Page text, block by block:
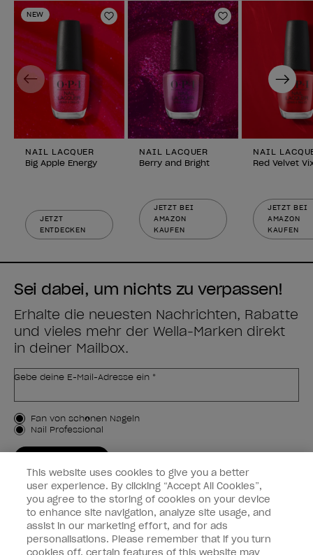
NEW
Zur Wunschliste hinzufügen
NAIL LACQUER
Big Apple Energy
JETZT
ENTDECKEN
Zur
NAIL LACQUER
Berry and Bright
JETZT BEI
AMAZON
KAUFEN
NAIL
Red Velvet
JETZT BEI
AMAZON
KAUFEN
Previous Next
Sei dabei, um nichts zu verpassen!
Erhalte die neuesten Nachrichten, Rabatte
und vieles mehr der Wella-Marken direkt
in deiner Mailbox.
Gebe deine E-Mail-Adresse ein *
Kundenart
Fan von schönen Nägeln
Nail Professional
Kundeninformationen
Vernetzen
This website uses cookies to give you a better
user experience. By clicking “Accept All Cookies”,
you agree to the storing of cookies on your device
to enhance site navigation, analyze site usage, and
assist in our marketing effort, and for ads
personalisations. Please remember that if you turn
cookies off, certain features of this website may